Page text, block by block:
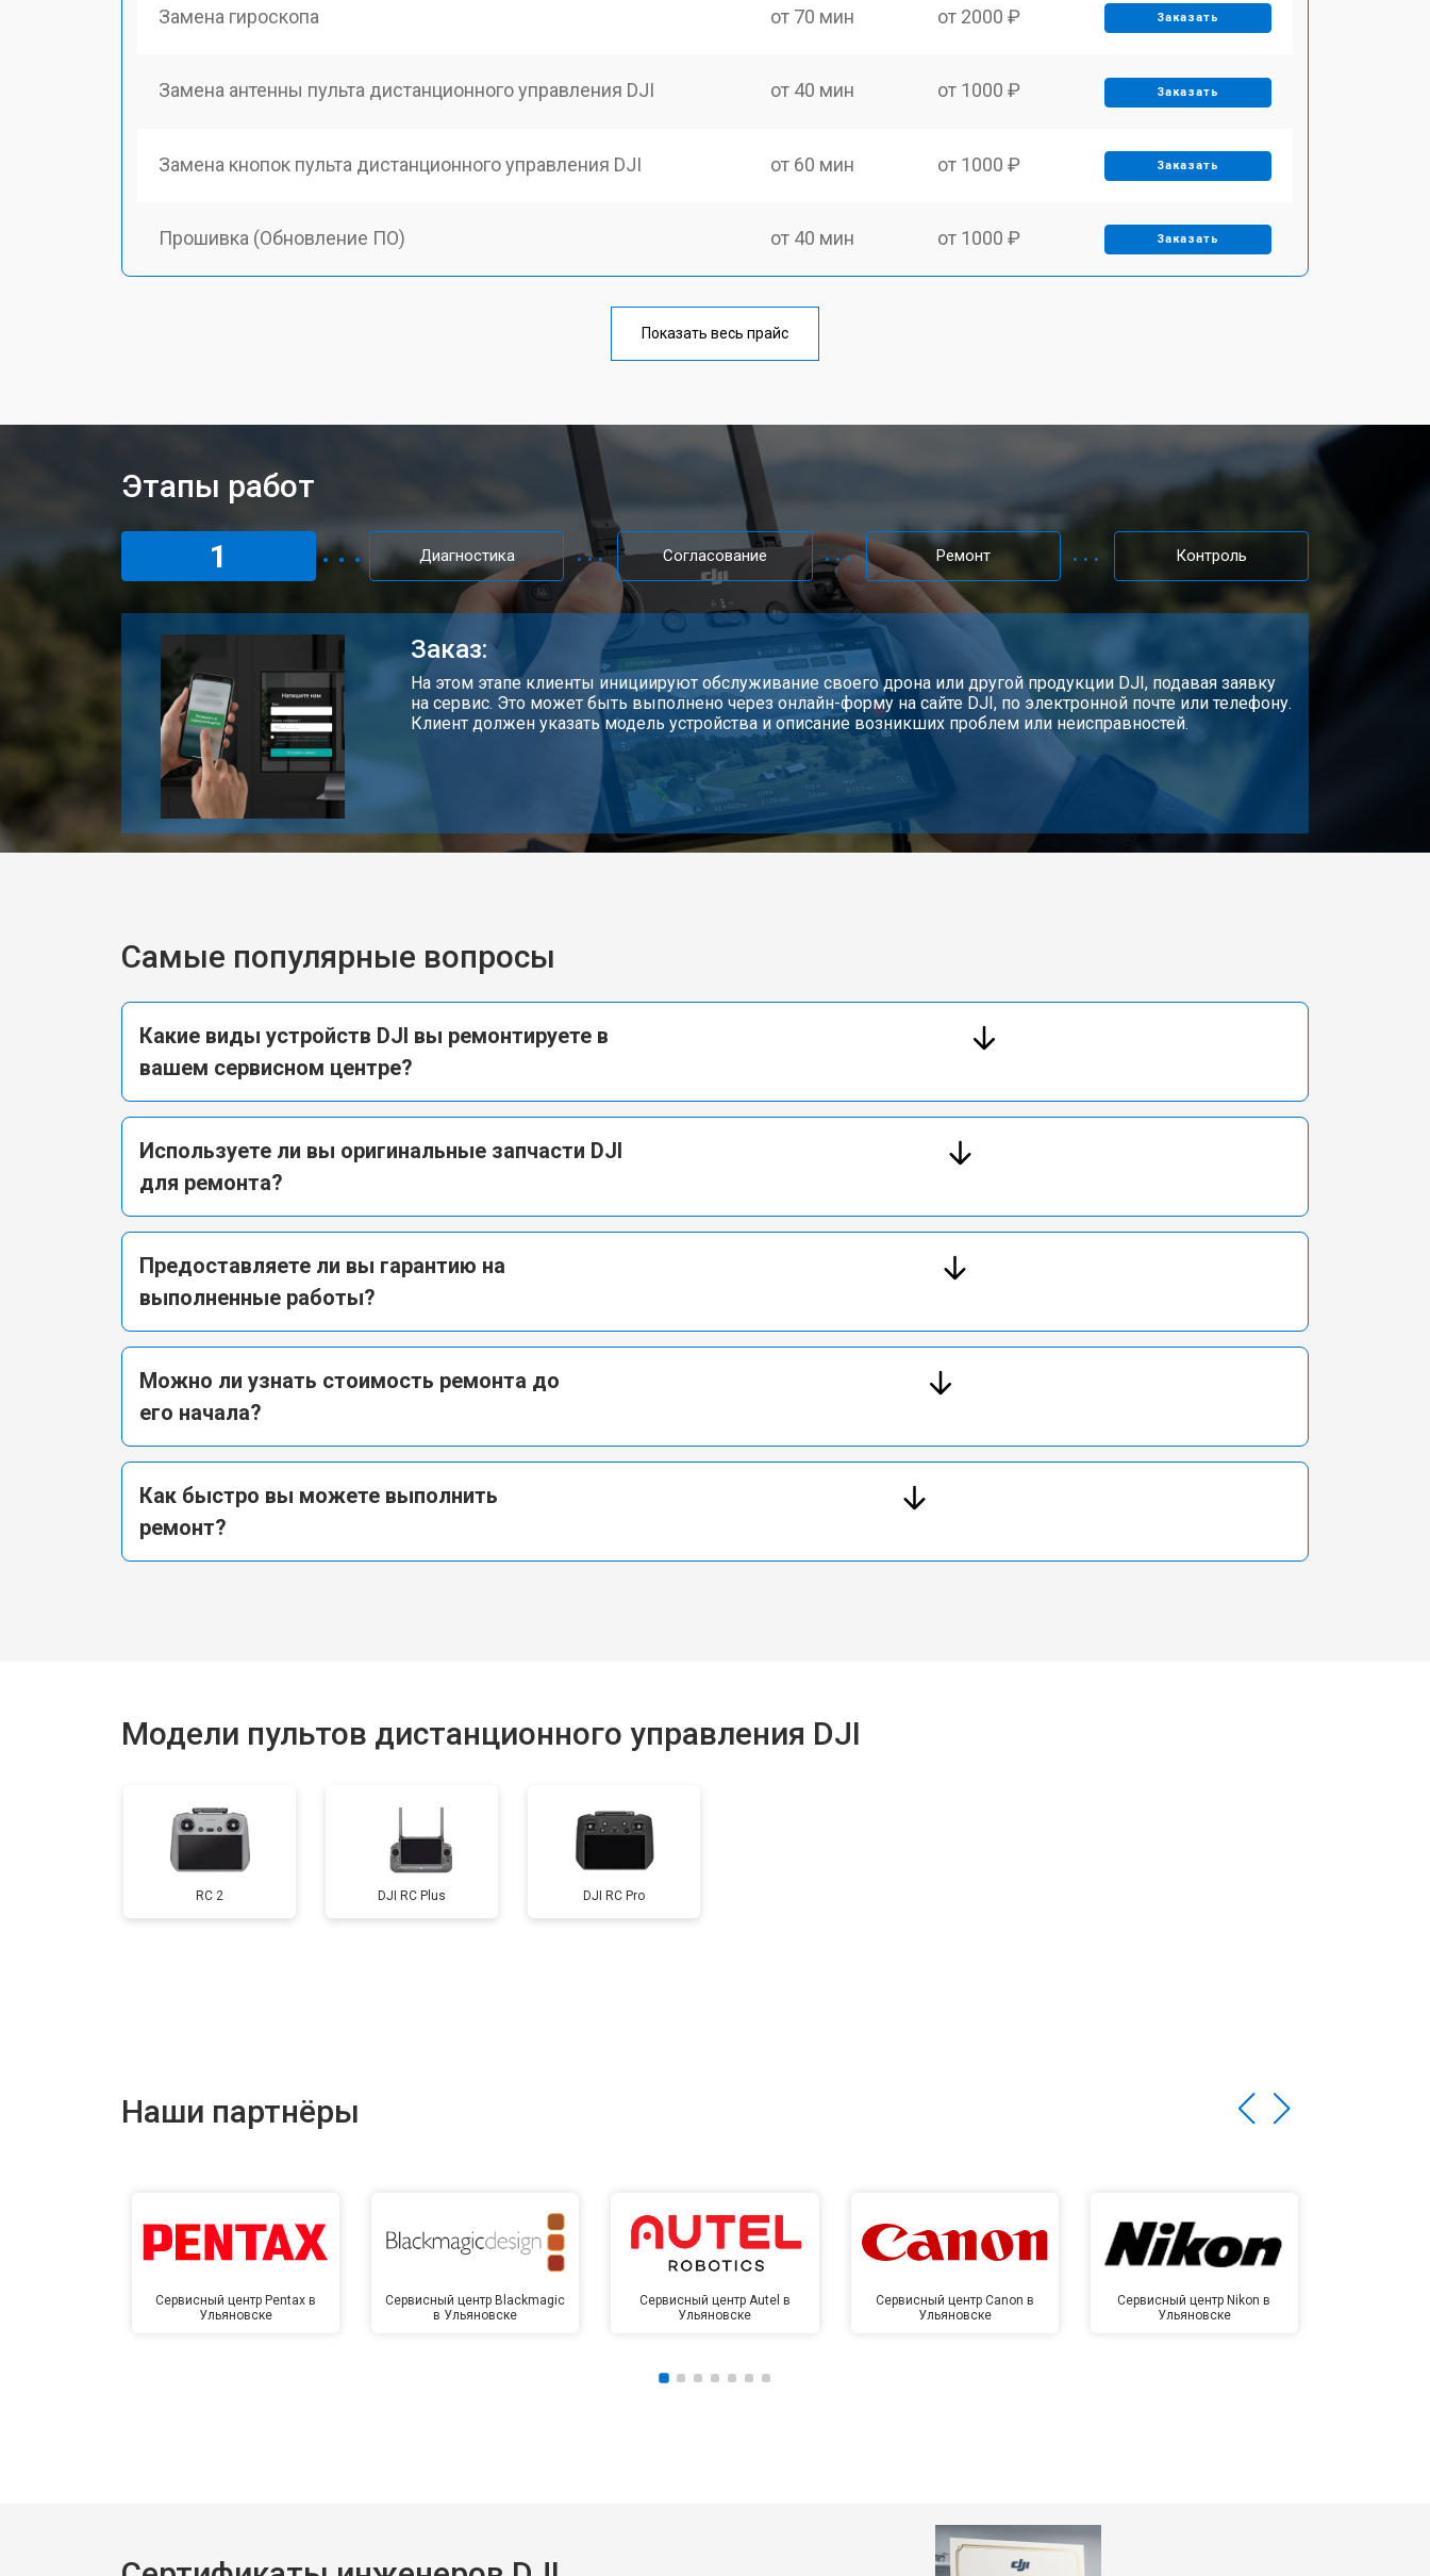
Замена гироскопа от 70 мин от 2000 ₽ Заказать
Замена антенны пульта дистанционного управления DJI от 40 мин от 1000 ₽ Заказать
Замена кнопок пульта дистанционного управления DJI от 60 мин от 1000 ₽ Заказать
Прошивка (Обновление ПО) от 40 мин от 1000 ₽ Заказать
от 70 мин
от 60 мин
Ремонт или замена джойстика от 40 мин от 1000 ₽ Заказать
Показать весь прайс
Этапы работ
1
Диагностика Согласование Ремонт Контроль
Заказ:
На этом этапе клиенты инициируют обслуживание своего дрона или другой продукции DJI, подавая заявку
на сервис. Это может быть выполнено через онлайн-форму на сайте DJI, по электронной почте или телефону.
Клиент должен указать модель устройства и описание возникших проблем или неисправностей.
Самые популярные вопросы
Какие виды устройств DJI вы ремонтируете в
вашем сервисном центре?
Используете ли вы оригинальные запчасти DJI
для ремонта?
Предоставляете ли вы гарантию на
выполненные работы?
Можно ли узнать стоимость ремонта до
его начала?
Как быстро вы можете выполнить
ремонт?
Модели пультов дистанционного управления DJI
RC 2 DJI RC Plus DJI RC Pro
Наши партнёры
Сервисный центр Pentax в
Ульяновске
Сервисный центр Blackmagic
в Ульяновске
Сервисный центр Autel в
Ульяновске
Сервисный центр Canon в
Ульяновске
Сервисный центр Nikon в
Ульяновске